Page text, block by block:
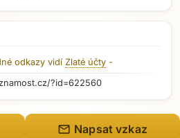
odkazy vidí Zlaté účty -
?id=622560
mail Napsat vzkaz